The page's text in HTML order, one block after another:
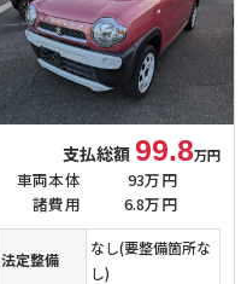
支払総額 99.8万円
車両本体
93万円
諸費用
6.8万円
法定整備
なし(要整備箇所な
し)